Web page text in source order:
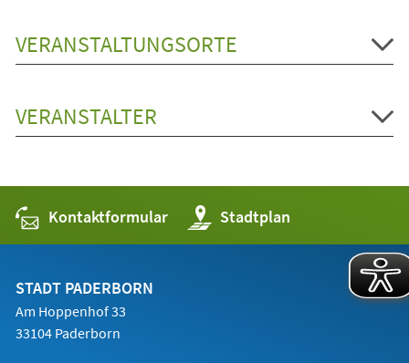
VERANSTALTUNGSORTE
VERANSTALTER
Kontaktformular Stadtplan
(Öffnet
in
einem
STADT PADERBORN
Am Hoppenhof 33
33104 Paderborn